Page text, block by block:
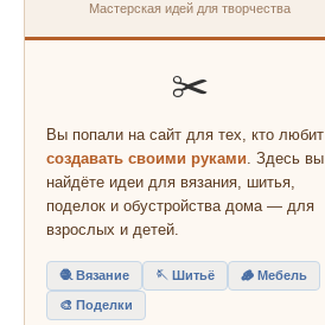
Мастерская идей для творчества
✂️
Вы попали на сайт для тех, кто любит
создавать своими руками. Здесь вы
найдёте идеи для вязания, шитья,
поделок и обустройства дома — для
взрослых и детей.
🧶 Вязание 🪡 Шитьё 🪵 Мебель
🎨 Поделки